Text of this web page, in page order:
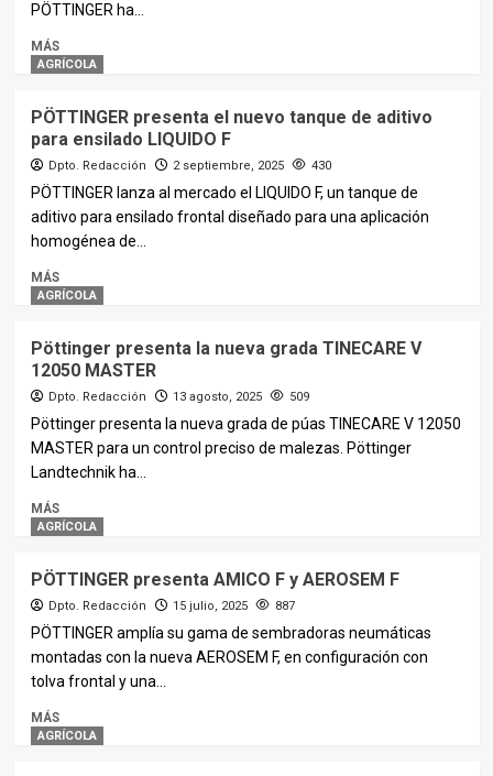
PÖTTINGER ha...
MÁS
AGRÍCOLA
PÖTTINGER presenta el nuevo tanque de aditivo
para ensilado LIQUIDO F
Dpto. Redacción 2 septiembre, 2025 430
PÖTTINGER lanza al mercado el LIQUIDO F, un tanque de
aditivo para ensilado frontal diseñado para una aplicación
homogénea de...
MÁS
AGRÍCOLA
Pöttinger presenta la nueva grada TINECARE V
12050 MASTER
Dpto. Redacción 13 agosto, 2025 509
Pöttinger presenta la nueva grada de púas TINECARE V 12050
MASTER para un control preciso de malezas. Pöttinger
Landtechnik ha...
MÁS
AGRÍCOLA
PÖTTINGER presenta AMICO F y AEROSEM F
Dpto. Redacción 15 julio, 2025 887
PÖTTINGER amplía su gama de sembradoras neumáticas
montadas con la nueva AEROSEM F, en configuración con
tolva frontal y una...
MÁS
AGRÍCOLA